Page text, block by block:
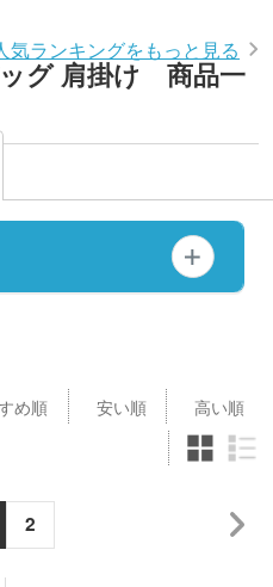
気ランキングをもっと見る
グ 肩掛け 商品一
め順 安い順 高い順
2